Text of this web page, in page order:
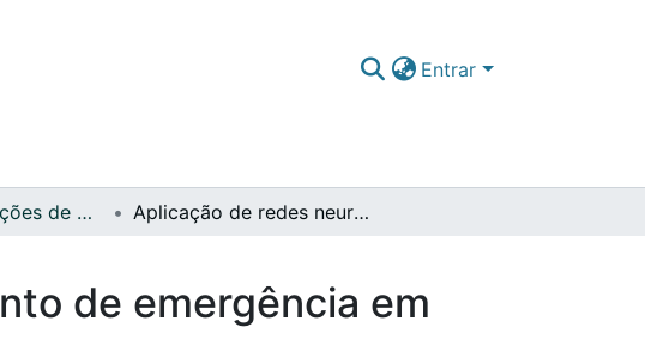
Entrar
__FE - Dissertações de Mestrado Aplicação de redes neuronais no planeamento de emergência em barragens de aterro
de emergência em